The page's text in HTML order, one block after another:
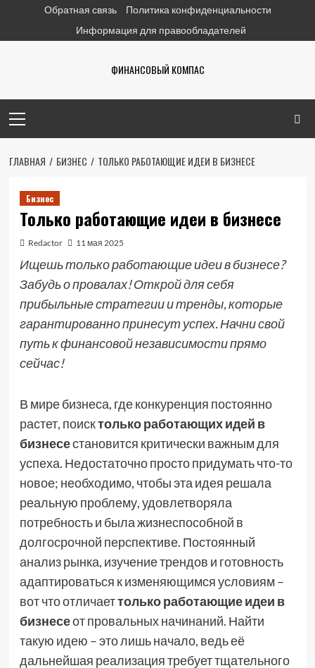
содержимому
Обратная связь
Политика конфиденциальности
Информация для правообладателей
ФИНАНСОВЫЙ КОМПАС
меню
ГЛАВНАЯ БИЗНЕС ТОЛЬКО РАБОТАЮЩИЕ ИДЕИ В БИЗНЕСЕ
Бизнес
Только работающие идеи в бизнесе
Redactor 11 мая 2025
Ищешь только работающие идеи в бизнесе?
Забудь о провалах! Открой для себя
прибыльные стратегии и тренды, которые
гарантированно принесут успех. Начни свой
путь к финансовой независимости прямо
сейчас!
В мире бизнеса, где конкуренция постоянно
растет, поисктолько работающих идей в
бизнесестановится критически важным для
успеха. Недостаточно просто придумать что-то
новое; необходимо, чтобы эта идея решала
реальную проблему, удовлетворяла
потребность и была жизнеспособной в
долгосрочной перспективе. Постоянный
анализ рынка, изучение трендов и готовность
адаптироваться к изменяющимся условиям –
вот что отличаеттолько работающие идеи в
бизнесеот провальных начинаний. Найти
такую идею – это лишь начало, ведь её
дальнейшая реализация требует тщательного